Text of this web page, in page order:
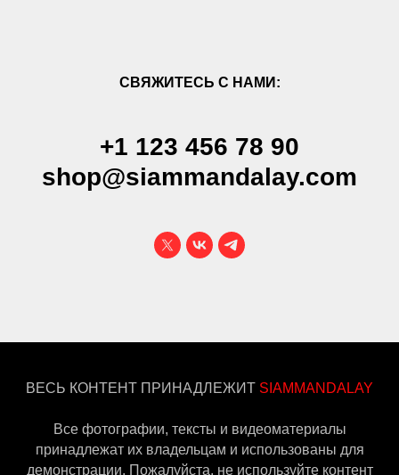
СВЯЖИТЕСЬ С НАМИ:
+1 123 456 78 90
shop@siammandalay.com
ВЕСЬ КОНТЕНТ ПРИНАДЛЕЖИТ SIAMMANDALAY
Все фотографии, тексты и видеоматериалы
принадлежат их владельцам и использованы для
демонстрации. Пожалуйста, не используйте контент